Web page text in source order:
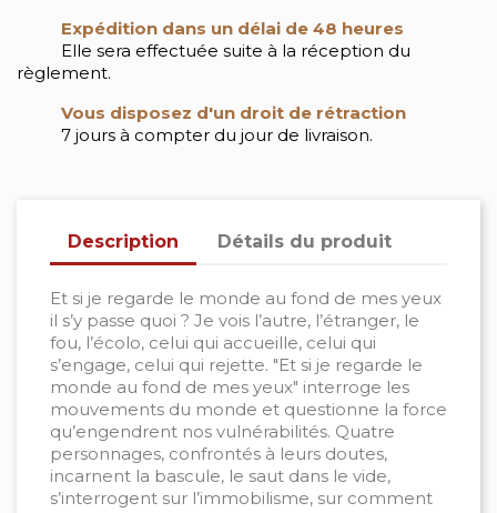
Expédition dans un délai de 48 heures
Elle sera effectuée suite à la réception du
règlement.
Vous disposez d'un droit de rétraction
7 jours à compter du jour de livraison.
Description Détails du produit
Et si je regarde le monde au fond de mes yeux
il s’y passe quoi ? Je vois l’autre, l’étranger, le
fou, l’écolo, celui qui accueille, celui qui
s’engage, celui qui rejette. "Et si je regarde le
monde au fond de mes yeux" interroge les
mouvements du monde et questionne la force
qu’engendrent nos vulnérabilités. Quatre
personnages, confrontés à leurs doutes,
incarnent la bascule, le saut dans le vide,
s’interrogent sur l’immobilisme, sur comment